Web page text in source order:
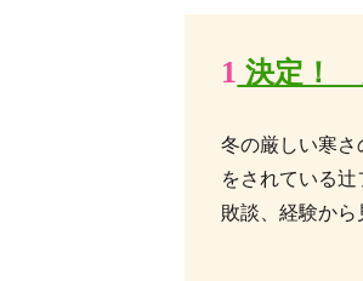
1 決定！
冬の厳しい寒
をされている
敗談、経験から